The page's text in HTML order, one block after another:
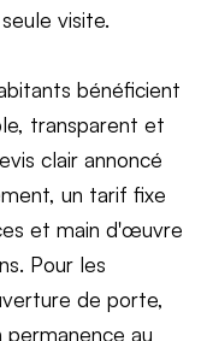
visite.
bénéficient
transparent et
clair annoncé
un tarif fixe
et main d'œuvre
Pour les
de porte,
au